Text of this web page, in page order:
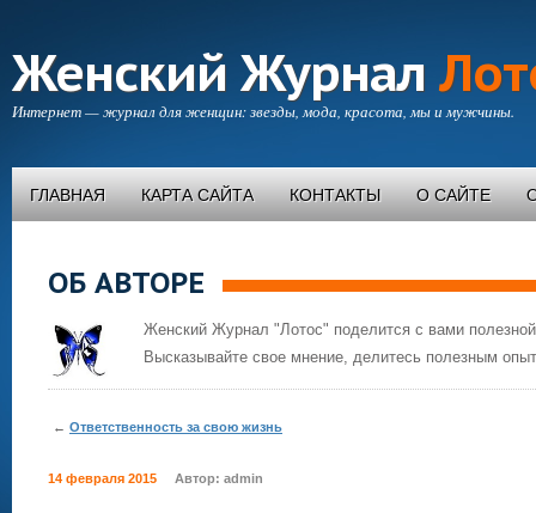
Женский Журнал
Интернет — журнал для женщин: звезды, мода, красота, мы и мужчины.
ГЛАВНАЯ КАРТА САЙТА КОНТАКТЫ О САЙТЕ
ОБ АВТОРЕ
Женский Журнал "Лотос" поделится с вами
Высказывайте свое мнение, делитесь полезным
← Ответственность за свою жизнь
14 февраля 2015 Автор: admin